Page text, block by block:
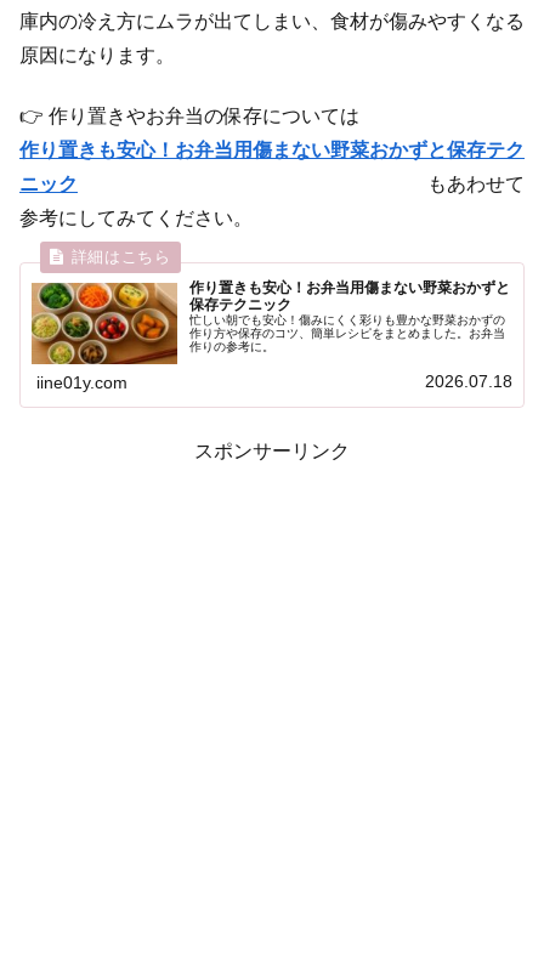
庫内の冷え方にムラが出てしまい、食材が傷みやすくなる
原因になります。
👉 作り置きやお弁当の保存については
作り置きも安心！お弁当用傷まない野菜おかずと保存テク
ニック
もあわせて
参考にしてみてください。
作り置きも安心！お弁当用傷まない野菜おかずと
保存テクニック
忙しい朝でも安心！傷みにくく彩りも豊かな野菜おかずの
作り方や保存のコツ、簡単レシピをまとめました。お弁当
作りの参考に。
iine01y.com 2026.07.18
スポンサーリンク